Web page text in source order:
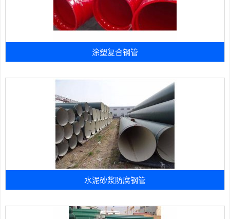
涂塑复合钢管
水泥砂浆防腐钢管